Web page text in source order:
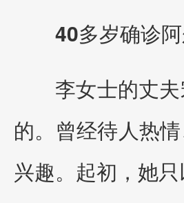
40多岁确诊
李女士的丈
的。曾经待人热
兴趣。起初，她